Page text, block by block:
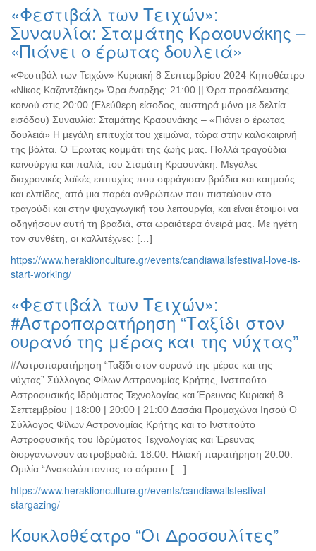
«Φεστιβάλ των Τειχών»:
Συναυλία: Σταμάτης Κραουνάκης –
«Πιάνει ο έρωτας δουλειά»
«Φεστιβάλ των Τειχών» Κυριακή 8 Σεπτεμβρίου 2024 Κηποθέατρο
«Νίκος Καζαντζάκης» Ώρα έναρξης: 21:00 || Ώρα προσέλευσης
κοινού στις 20:00 (Ελεύθερη είσοδος, αυστηρά μόνο με δελτία
εισόδου) Συναυλία: Σταμάτης Κραουνάκης – «Πιάνει ο έρωτας
δουλειά» Η μεγάλη επιτυχία του χειμώνα, τώρα στην καλοκαιρινή
της βόλτα. Ο Έρωτας κομμάτι της ζωής μας. Πολλά τραγούδια
καινούργια και παλιά, του Σταμάτη Κραουνάκη. Μεγάλες
διαχρονικές λαϊκές επιτυχίες που σφράγισαν βράδια και καημούς
και ελπίδες, από μια παρέα ανθρώπων που πιστεύουν στο
τραγούδι και στην ψυχαγωγική του λειτουργία, και είναι έτοιμοι να
οδηγήσουν αυτή τη βραδιά, στα ωραιότερα όνειρά μας. Με ηγέτη
τον συνθέτη, οι καλλιτέχνες: […]
https://www.heraklionculture.gr/events/candiawallsfestival-love-is-
start-working/
«Φεστιβάλ των Τειχών»:
#Αστροπαρατήρηση “Ταξίδι στον
ουρανό της μέρας και της νύχτας”
#Αστροπαρατήρηση “Ταξίδι στον ουρανό της μέρας και της
νύχτας” Σύλλογος Φίλων Αστρονομίας Κρήτης, Ινστιτούτο
Αστροφυσικής Ιδρύματος Τεχνολογίας και Έρευνας Κυριακή 8
Σεπτεμβρίου | 18:00 | 20:00 | 21:00 Δασάκι Προμαχώνα Ιησού Ο
Σύλλογος Φίλων Αστρονομίας Κρήτης και το Ινστιτούτο
Αστροφυσικής του Ιδρύματος Τεχνολογίας και Έρευνας
διοργανώνουν αστροβραδιά. 18:00: Ηλιακή παρατήρηση 20:00:
Ομιλία “Ανακαλύπτοντας το αόρατο […]
https://www.heraklionculture.gr/events/candiawallsfestival-
stargazing/
Κουκλοθέατρο “Οι Δροσουλίτες”